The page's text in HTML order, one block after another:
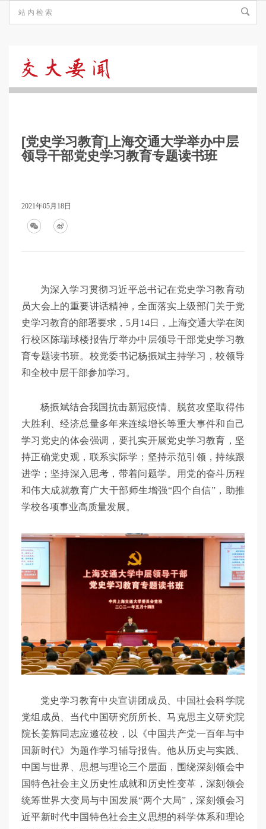
要
[党史学习教育]上海交通大学举办中层
领导干部党史学习教育专题读书班
2021年05月18日
为深入学习贯彻习近平总书记在党史学习教育动
员大会上的重要讲话精神，全面落实上级部门关于党
史学习教育的部署要求，5月14日，上海交通大学在闵
行校区陈瑞球楼报告厅举办中层领导干部党史学习教
育专题读书班。校党委书记杨振斌主持学习，校领导
和全校中层干部参加学习。
杨振斌结合我国抗击新冠疫情、脱贫攻坚取得伟
大胜利、经济总量多年来连续增长等重大事件和自己
学习党史的体会强调，要扎实开展党史学习教育，坚
持正确党史观，联系实际学；坚持示范引领，持续跟
进学；坚持深入思考，带着问题学。用党的奋斗历程
和伟大成就教育广大干部师生增强“四个自信”，助推
学校各项事业高质量发展。
党史学习教育中央宣讲团成员、中国社会科学院
党组成员、当代中国研究所所长、马克思主义研究院
院长姜辉同志应邀莅校，以《中国共产党一百年与中
国新时代》为题作学习辅导报告。他从历史与实践、
中国与世界、思想与理论三个层面，围绕深刻领会中
国特色社会主义历史性成就和历史性变革，深刻领会
统筹世界大变局与中国发展“两个大局”，深刻领会习
近平新时代中国特色社会主义思想的科学体系和理论